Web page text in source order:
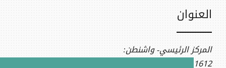
العنوان
المركز الرئيسي- واشنطن:
1612 K St NW, Ste 400